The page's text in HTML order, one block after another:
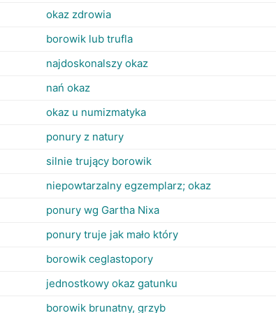
okaz zdrowia
borowik lub trufla
najdoskonalszy okaz
nań okaz
okaz u numizmatyka
ponury z natury
silnie trujący borowik
niepowtarzalny egzemplarz; okaz
ponury wg Gartha Nixa
ponury truje jak mało który
borowik ceglastopory
jednostkowy okaz gatunku
borowik brunatny, grzyb